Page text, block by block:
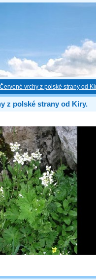
vrchy z polské strany od
z polské strany od Kiry.